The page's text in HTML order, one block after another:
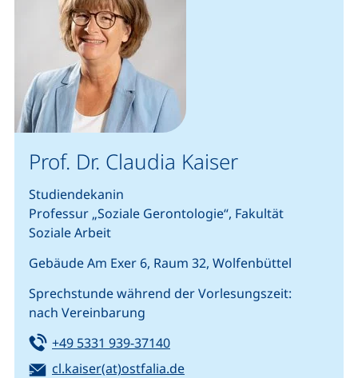
Prof. Dr. Claudia Kaiser
Studiendekanin
Professur „Soziale Gerontologie“, Fakultät
Soziale Arbeit
Gebäude Am Exer 6, Raum 32, Wolfenbüttel
Sprechstunde während der Vorlesungszeit:
nach Vereinbarung
Tel:
+49 5331 939-37140(startet einen Telefonanruf,
E-Mail:
cl.kaiser(at)ostfalia.de(öffnet Ihr E-Mail-